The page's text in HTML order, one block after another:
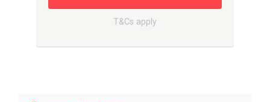
T&Cs apply